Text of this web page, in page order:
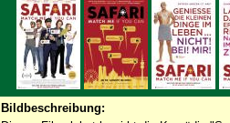
Bildbeschreibung: